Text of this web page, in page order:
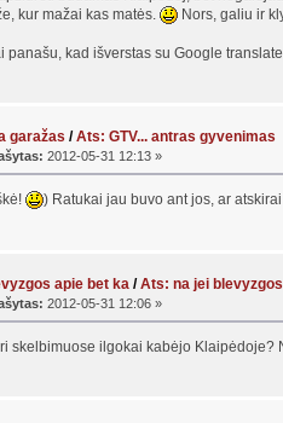
kur mažai kas matės.
Nors, galiu ir
panašu, kad išverstas su Google
garažas /Ats: GTV... antras gyvenimas
2012-05-31 12:13 »
) Ratukai jau buvo ant jos, ar
apie bet ka /Ats: na jei
2012-05-31 12:06 »
skelbimuose ilgokai kabėjo